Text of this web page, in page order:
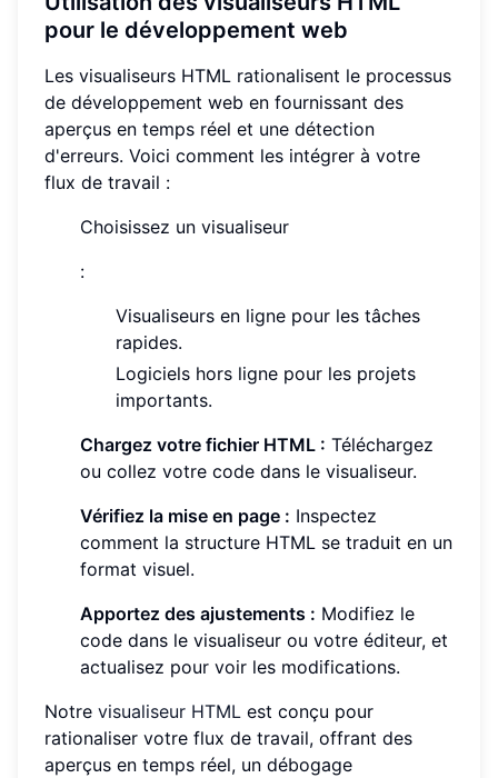
pour le développement web
Les visualiseurs HTML rationalisent le processus
de développement web en fournissant des
aperçus en temps réel et une détection
d'erreurs. Voici comment les intégrer à votre
flux de travail :
Choisissez un visualiseur
:
Visualiseurs en ligne pour les tâches
rapides.
Logiciels hors ligne pour les projets
importants.
Chargez votre fichier HTML : Téléchargez
ou collez votre code dans le visualiseur.
Vérifiez la mise en page : Inspectez
comment la structure HTML se traduit en un
format visuel.
Apportez des ajustements : Modifiez le
code dans le visualiseur ou votre éditeur, et
actualisez pour voir les modifications.
Notre visualiseur HTML est conçu pour
rationaliser votre flux de travail, offrant des
aperçus en temps réel, un débogage